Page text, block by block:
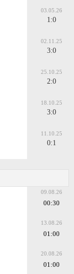
03.05.26
1:0
02.11.25
3:0
25.10.25
2:0
18.10.25
3:0
11.10.25
0:1
09.08.26
00:30
13.08.26
01:00
20.08.26
01:00